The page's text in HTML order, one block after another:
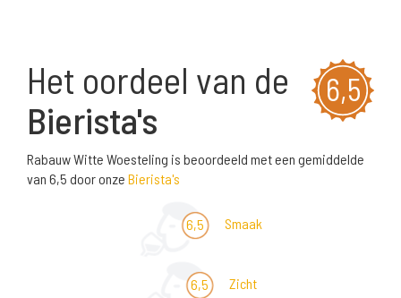
6,5
Het oordeel van de
Bierista's
Rabauw Witte Woesteling is beoordeeld met een gemiddelde
van 6,5 door onze Bierista's
6,5 Smaak
6,5 Zicht